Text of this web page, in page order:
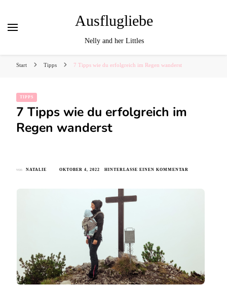
Ausflugliebe
Nelly and her Littles
Start Tipps 7 Tipps wie du erfolgreich im Regen wanderst
TIPPS
7 Tipps wie du erfolgreich im
Regen wanderst
von NATALIE OKTOBER 4, 2022 HINTERLASSE EINEN KOMMENTAR